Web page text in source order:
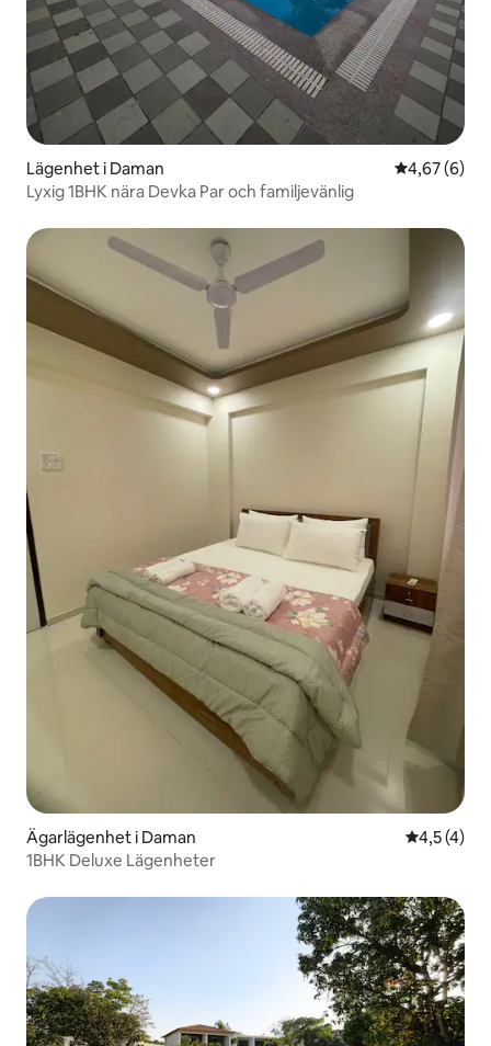
Lägenhet i Daman 4,67 av 5 i
4,67 (6)
Lyxig 1BHK nära Devka Par och familjevänlig
Ägarlägenhet i Daman 4,5 av 5 i
4,5 (4)
1BHK Deluxe Lägenheter